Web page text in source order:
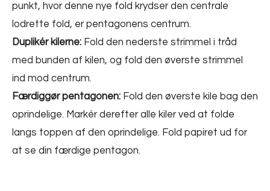
punkt, hvor denne nye fold krydser den centrale
lodrette fold, er pentagonens centrum.
Duplikér kilerne: Fold den nederste strimmel i tråd
med bunden af kilen, og fold den øverste strimmel
ind mod centrum.
Færdiggør pentagonen: Fold den øverste kile bag den
oprindelige. Markér derefter alle kiler ved at folde
langs toppen af den oprindelige. Fold papiret ud for
at se din færdige pentagon.